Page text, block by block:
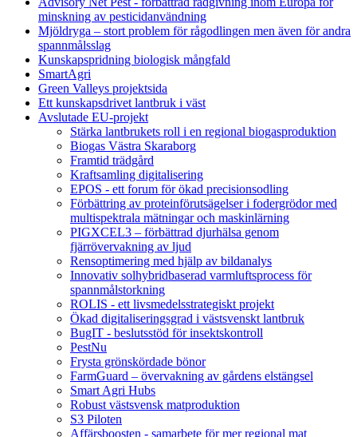
minskning av pesticidanvändning
Mjöldryga – stort problem för rågodlingen men även för andra
spannmålsslag
Kunskapspridning biologisk mångfald
SmartAgri
Green Valleys projektsida
Ett kunskapsdrivet lantbruk i väst
Avslutade EU-projekt
Stärka lantbrukets roll i en regional biogasproduktion
Biogas Västra Skaraborg
Framtid trädgård
Kraftsamling digitalisering
EPOS - ett forum för ökad precisionsodling
Förbättring av proteinförutsägelser i fodergrödor med
multispektrala mätningar och maskinlärning
PIGXCEL3 – förbättrad djurhälsa genom
fjärrövervakning av ljud
Rensoptimering med hjälp av bildanalys
Innovativ solhybridbaserad varmluftsprocess för
spannmålstorkning
ROLIS - ett livsmedelsstrategiskt projekt
Ökad digitaliseringsgrad i västsvenskt lantbruk
BugIT - beslutsstöd för insektskontroll
PestNu
Frysta grönskördade bönor
FarmGuard – övervakning av gårdens elstängsel
Smart Agri Hubs
Robust västsvensk matproduktion
S3 Piloten
Affärsboosten - samarbete för mer regional mat